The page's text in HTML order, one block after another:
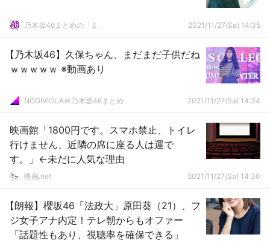
乃木坂46まとめの「ま」 2021/11/27(Sa) 14:35
【乃木坂46】久保ちゃん、まだまだ子供だね
ｗｗｗｗｗ ※動画あり
NOGIVIOLA＠乃木坂46まとめ 2021/11/27(Sa) 14:34
映画館「1800円です。スマホ禁止、トイレ
行けません、近隣の席に座る人は運で
す。」←未だに人気な理由
映画.net 2021/11/27(Sa) 14:30
【朗報】櫻坂46「法政大」原田葵（21）、フ
ジ女子アナ内定！テレ朝からもオファー
「話題性もあり、視聴率を確保できる」